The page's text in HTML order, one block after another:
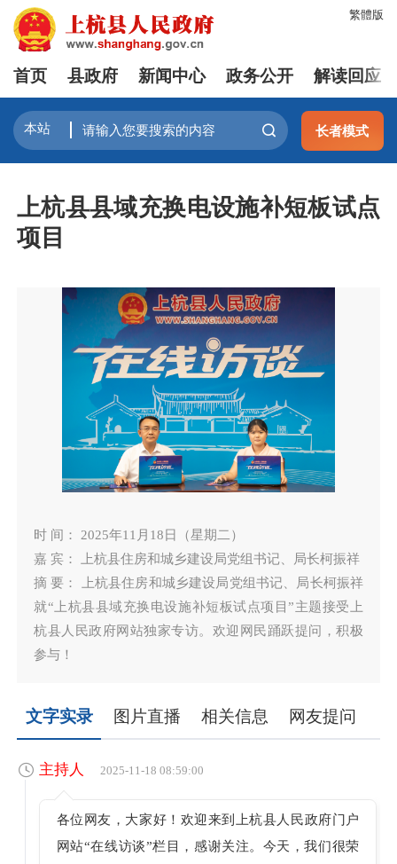
繁體版
首页 县政府 新闻中心 政务公开 解读回应
长者模式
上杭县县域充换电设施补短板试点
项目
时 间： 2025年11月18日（星期二）
嘉 宾： 上杭县住房和城乡建设局党组书记、局长柯振祥
摘 要： 上杭县住房和城乡建设局党组书记、局长柯振祥
就“上杭县县域充换电设施补短板试点项目”主题接受上
杭县人民政府网站独家专访。欢迎网民踊跃提问，积极
参与！
文字实录 图片直播 相关信息 网友提问
主持人 2025-11-18 08:59:00
各位网友，大家好！欢迎来到上杭县人民政府门户
网站“在线访谈”栏目，感谢关注。今天，我们很荣